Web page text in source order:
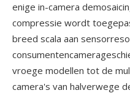
enige in-camera
compressie wordt
breed scala aan
vroege modellen tot de
camera's van halverwege